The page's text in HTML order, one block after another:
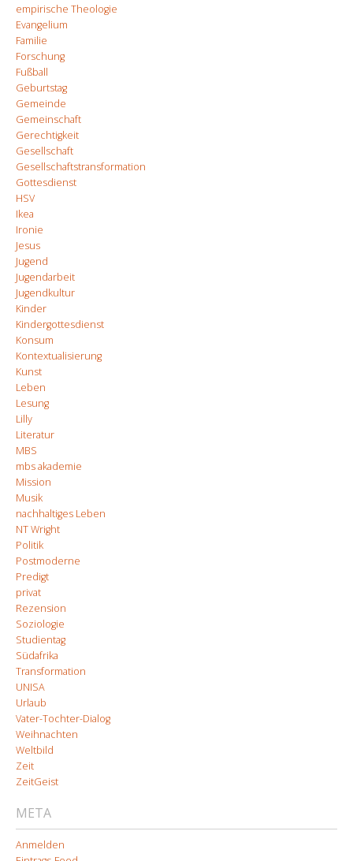
empirische Theologie
Evangelium
Familie
Forschung
Fußball
Geburtstag
Gemeinde
Gemeinschaft
Gerechtigkeit
Gesellschaft
Gesellschaftstransformation
Gottesdienst
HSV
Ikea
Ironie
Jesus
Jugend
Jugendarbeit
Jugendkultur
Kinder
Kindergottesdienst
Konsum
Kontextualisierung
Kunst
Leben
Lesung
Lilly
Literatur
MBS
mbs akademie
Mission
Musik
nachhaltiges Leben
NT Wright
Politik
Postmoderne
Predigt
privat
Rezension
Soziologie
Studientag
Südafrika
Transformation
UNISA
Urlaub
Vater-Tochter-Dialog
Weihnachten
Weltbild
Zeit
ZeitGeist
META
Anmelden